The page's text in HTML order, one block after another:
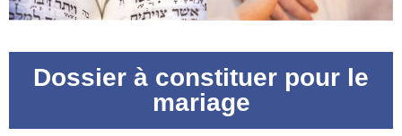
Dossier à constituer pour le
mariage